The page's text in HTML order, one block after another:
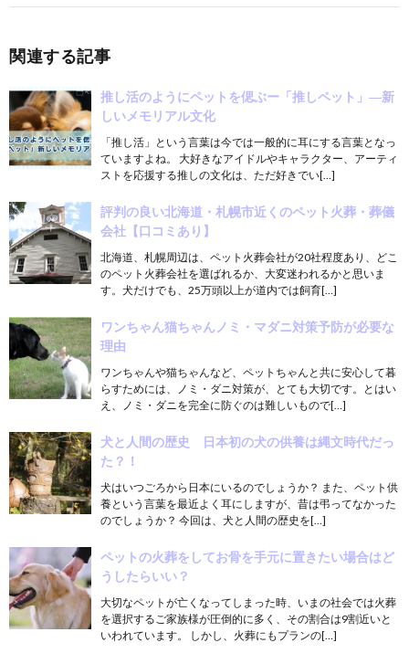
関連する記事
推し活のようにペットを偲ぶー「推しペット」―新
しいメモリアル文化
「推し活」という言葉は今では一般的に耳にする言葉となっ
ていますよね。 大好きなアイドルやキャラクター、アーティ
ストを応援する推しの文化は、ただ好きでい[…]
評判の良い北海道・札幌市近くのペット火葬・葬儀
会社【口コミあり】
北海道、札幌周辺は、ペット火葬会社が20社程度あり、どこ
のペット火葬会社を選ばれるか、大変迷われるかと思いま
す。犬だけでも、25万頭以上が道内では飼育[…]
ワンちゃん猫ちゃんノミ・マダニ対策予防が必要な
理由
ワンちゃんや猫ちゃんなど、ペットちゃんと共に安心して暮
らすためには、ノミ・ダニ対策が、とても大切です。とはい
え、ノミ・ダニを完全に防ぐのは難しいもので[…]
犬と人間の歴史 日本初の犬の供養は縄文時代だっ
た？！
犬はいつごろから日本にいるのでしょうか？ また、ペット供
養という言葉を最近よく耳にしますが、昔は弔ってなかった
のでしょうか？ 今回は、犬と人間の歴史を[…]
ペットの火葬をしてお骨を手元に置きたい場合はど
うしたらいい？
大切なペットが亡くなってしまった時、いまの社会では火葬
を選択するご家族様が圧倒的に多く、その割合は9割近いと
いわれています。 しかし、火葬にもプランの[…]